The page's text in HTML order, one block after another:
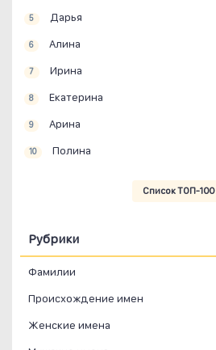
5 Дарья
6 Алина
7 Ирина
8 Екатерина
9 Арина
10 Полина
Список ТОП-100
Рубрики
Фамилии
Происхождение имен
Женские имена